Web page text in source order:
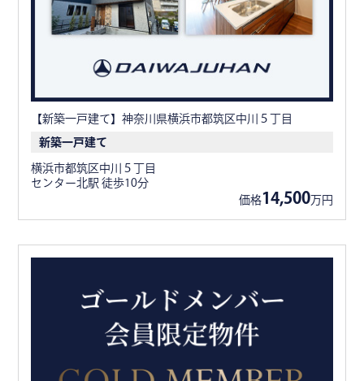
【新築一戸建て】神奈川県横浜市都筑区中川５丁目
新築一戸建て
横浜市都筑区中川５丁目
センター北駅 徒歩10分
価格14,500万円